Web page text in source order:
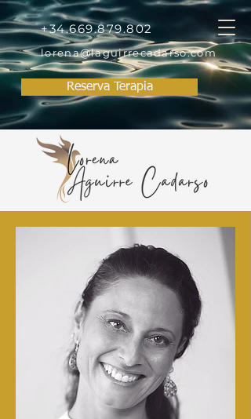
+34.669.879.802
lorena@laguirrecadarso.com
Reserva Terapia